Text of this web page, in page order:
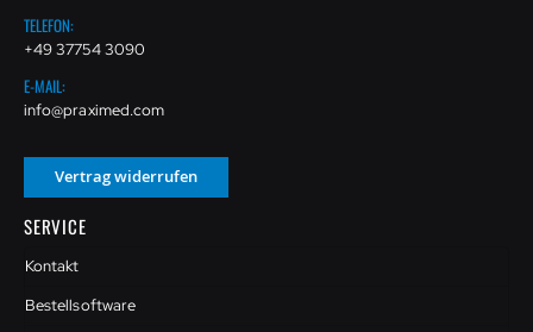
TELEFON:
+49 37754 3090
E-MAIL:
info@praximed.com
Vertrag widerrufen
SERVICE
Kontakt
Bestellsoftware